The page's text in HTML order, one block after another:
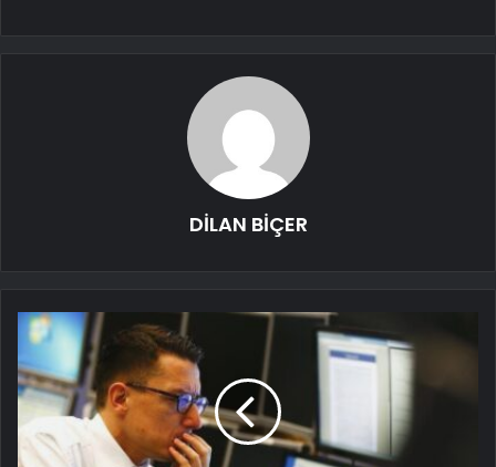
DİLAN BİÇER